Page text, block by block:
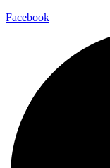
Facebook